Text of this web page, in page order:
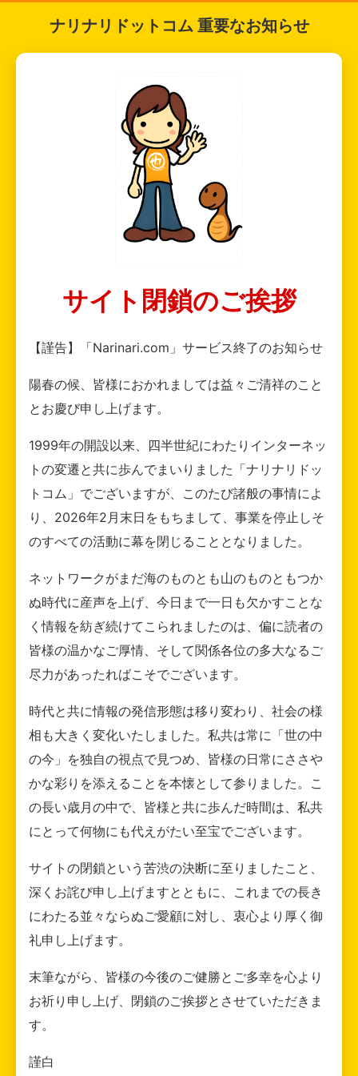
ナリナリドットコム 重要なお知らせ
サイト閉鎖のご挨拶
【謹告】「Narinari.com」サービス終了のお知らせ
陽春の候、皆様におかれましては益々ご清祥のこと
とお慶び申し上げます。
1999年の開設以来、四半世紀にわたりインターネッ
トの変遷と共に歩んでまいりました「ナリナリドッ
トコム」でございますが、このたび諸般の事情によ
り、2026年2月末日をもちまして、事業を停止しそ
のすべての活動に幕を閉じることとなりました。
ネットワークがまだ海のものとも山のものともつか
ぬ時代に産声を上げ、今日まで一日も欠かすことな
く情報を紡ぎ続けてこられましたのは、偏に読者の
皆様の温かなご厚情、そして関係各位の多大なるご
尽力があったればこそでございます。
時代と共に情報の発信形態は移り変わり、社会の様
相も大きく変化いたしました。私共は常に「世の中
の今」を独自の視点で見つめ、皆様の日常にささや
かな彩りを添えることを本懐として参りました。こ
の長い歳月の中で、皆様と共に歩んだ時間は、私共
にとって何物にも代えがたい至宝でございます。
サイトの閉鎖という苦渋の決断に至りましたこと、
深くお詫び申し上げますとともに、これまでの長き
にわたる並々ならぬご愛顧に対し、衷心より厚く御
礼申し上げます。
末筆ながら、皆様の今後のご健勝とご多幸を心より
お祈り申し上げ、閉鎖のご挨拶とさせていただきま
す。
謹白